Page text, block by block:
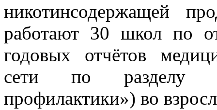
никотинсодержащей
работают 30 школ по
годовых отчётов
сети по разделу
профилактики») во